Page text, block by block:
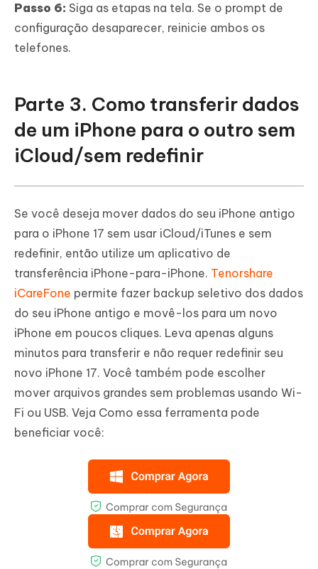
Passo 6: Siga as etapas na tela. Se o prompt de
configuração desaparecer, reinicie ambos os
telefones.
Parte 3. Como transferir dados
de um iPhone para o outro sem
iCloud/sem redefinir
Se você deseja mover dados do seu iPhone antigo
para o iPhone 17 sem usar iCloud/iTunes e sem
redefinir, então utilize um aplicativo de
transferência iPhone-para-iPhone. Tenorshare
iCareFone permite fazer backup seletivo dos dados
do seu iPhone antigo e movê-los para um novo
iPhone em poucos cliques. Leva apenas alguns
minutos para transferir e não requer redefinir seu
novo iPhone 17. Você também pode escolher
mover arquivos grandes sem problemas usando Wi-
Fi ou USB. Veja Como essa ferramenta pode
beneficiar você: